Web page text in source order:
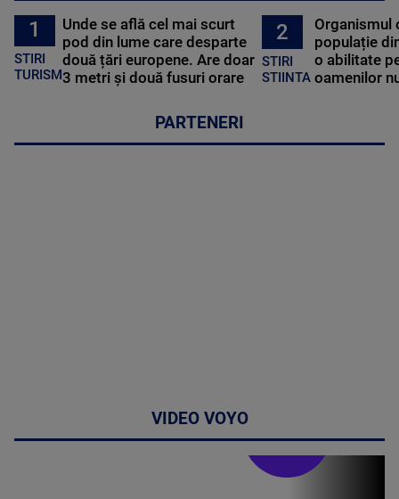
1
STIRI
TURISM
Unde se află cel mai scurt
pod din lume care desparte
două țări europene. Are doar
3 metri și două fusuri orare
2
STIRI
STIINTA
Organismul
populație
o abilitate
oamenilor
PARTENERI
VIDEO VOYO